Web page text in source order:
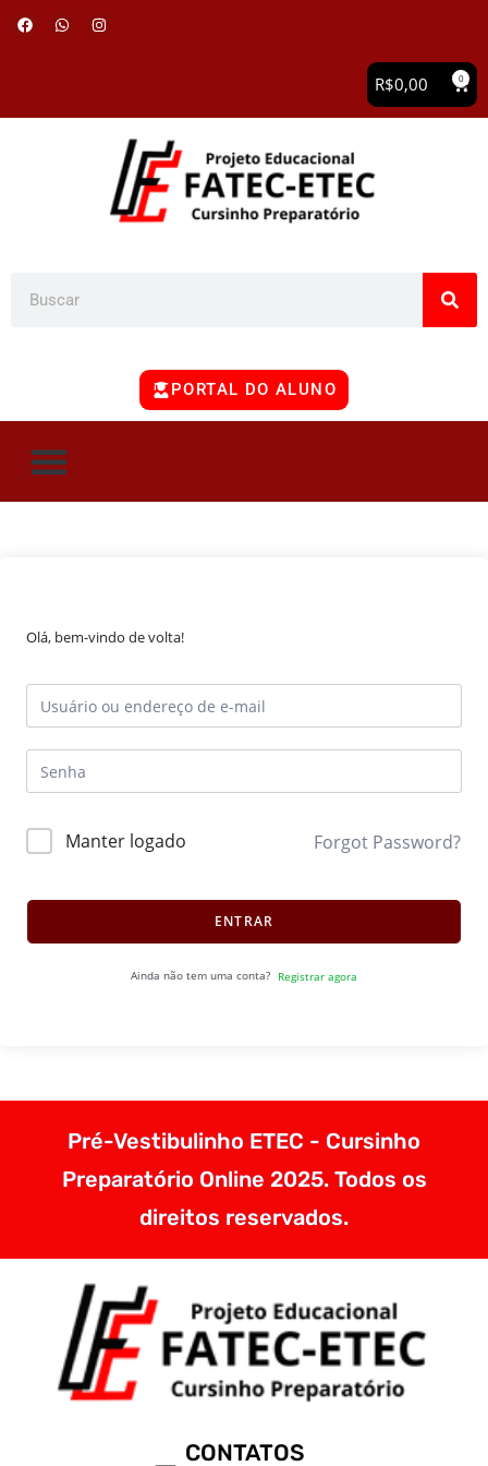
R$0,00 0
PORTAL DO ALUNO
Olá, bem-vindo de volta!
Manter logado Forgot Password?
ENTRAR
Ainda não tem uma conta? Registrar agora
Pré-Vestibulinho ETEC - Cursinho
Preparatório Online 2025. Todos os
direitos reservados.
CONTATOS